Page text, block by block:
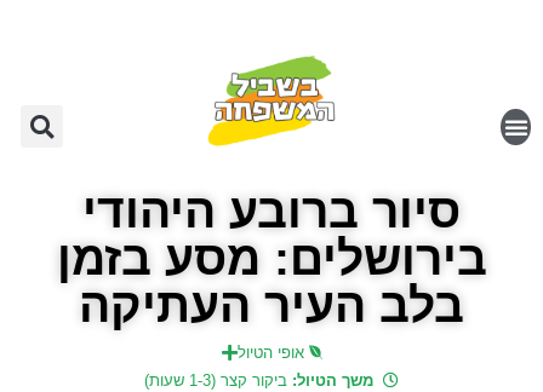
סיור ברובע היהודי
בירושלים: מסע בזמן
בלב העיר העתיקה
אופי הטיול
משך הטיול: ביקור קצר (1-3 שעות)